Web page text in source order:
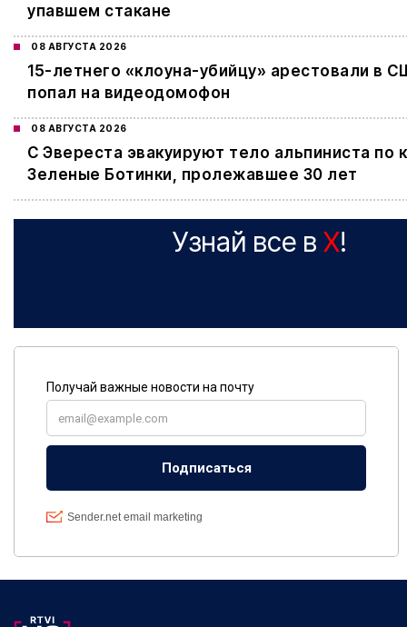
упавшем стакане
08 АВГУСТА 2026
15-летнего «клоуна-убийцу» арестовали в
попал на видеодомофон
08 АВГУСТА 2026
С Эвереста эвакуируют тело альпиниста по
Зеленые Ботинки, пролежавшее 30 лет
Узнай все в X!